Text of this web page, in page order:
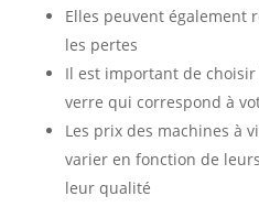
Elles peuvent également
les pertes
Il est important de
verre qui correspond à
Les prix des machines à
varier en fonction de
leur qualité